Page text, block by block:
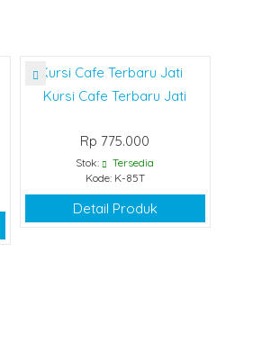
Kursi Cafe Terbaru Jati
Rp 775.000
Stok:
Tersedia
Kode: K-85T
Detail Produk